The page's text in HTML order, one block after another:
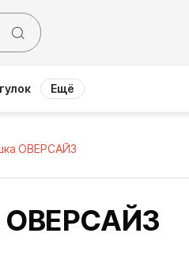
Ещё
ОВЕРСАЙЗ
ОВЕРСАЙЗ